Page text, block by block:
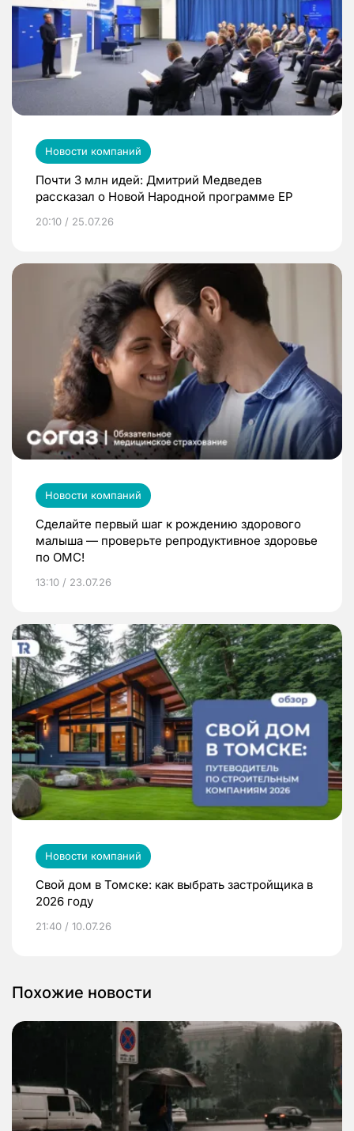
Новости компаний
Почти 3 млн идей: Дмитрий Медведев
рассказал о Новой Народной программе ЕР
20:10 / 25.07.26
Новости компаний
Сделайте первый шаг к рождению здорового
малыша — проверьте репродуктивное здоровье
по ОМС!
13:10 / 23.07.26
Новости компаний
Свой дом в Томске: как выбрать застройщика в
2026 году
21:40 / 10.07.26
Похожие новости